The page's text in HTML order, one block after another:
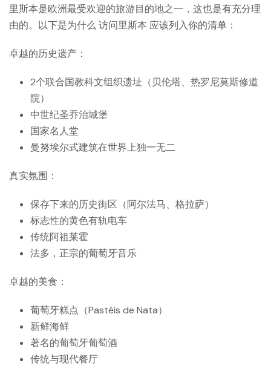
里斯本是欧洲最受欢迎的旅游目的地之一，这也是有充分理
由的。以下是为什么 访问里斯本 应该列入你的清单：
卓越的历史遗产：
2个联合国教科文组织遗址（贝伦塔、热罗尼莫斯修道
院）
中世纪圣乔治城堡
国家名人堂
曼努埃尔式建筑在世界上独一无二
真实氛围：
保存下来的历史街区（阿尔法马、格拉萨）
标志性的黄色有轨电车
传统阿祖莱霍
法多，正宗的葡萄牙音乐
卓越的美食：
葡萄牙糕点（Pastéis de Nata）
新鲜海鲜
著名的葡萄牙葡萄酒
传统与现代餐厅